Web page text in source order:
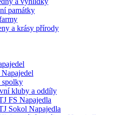
památky
a krásy přírody
spolky
kluby a oddíly
FS Napajedla
Sokol Napajedla